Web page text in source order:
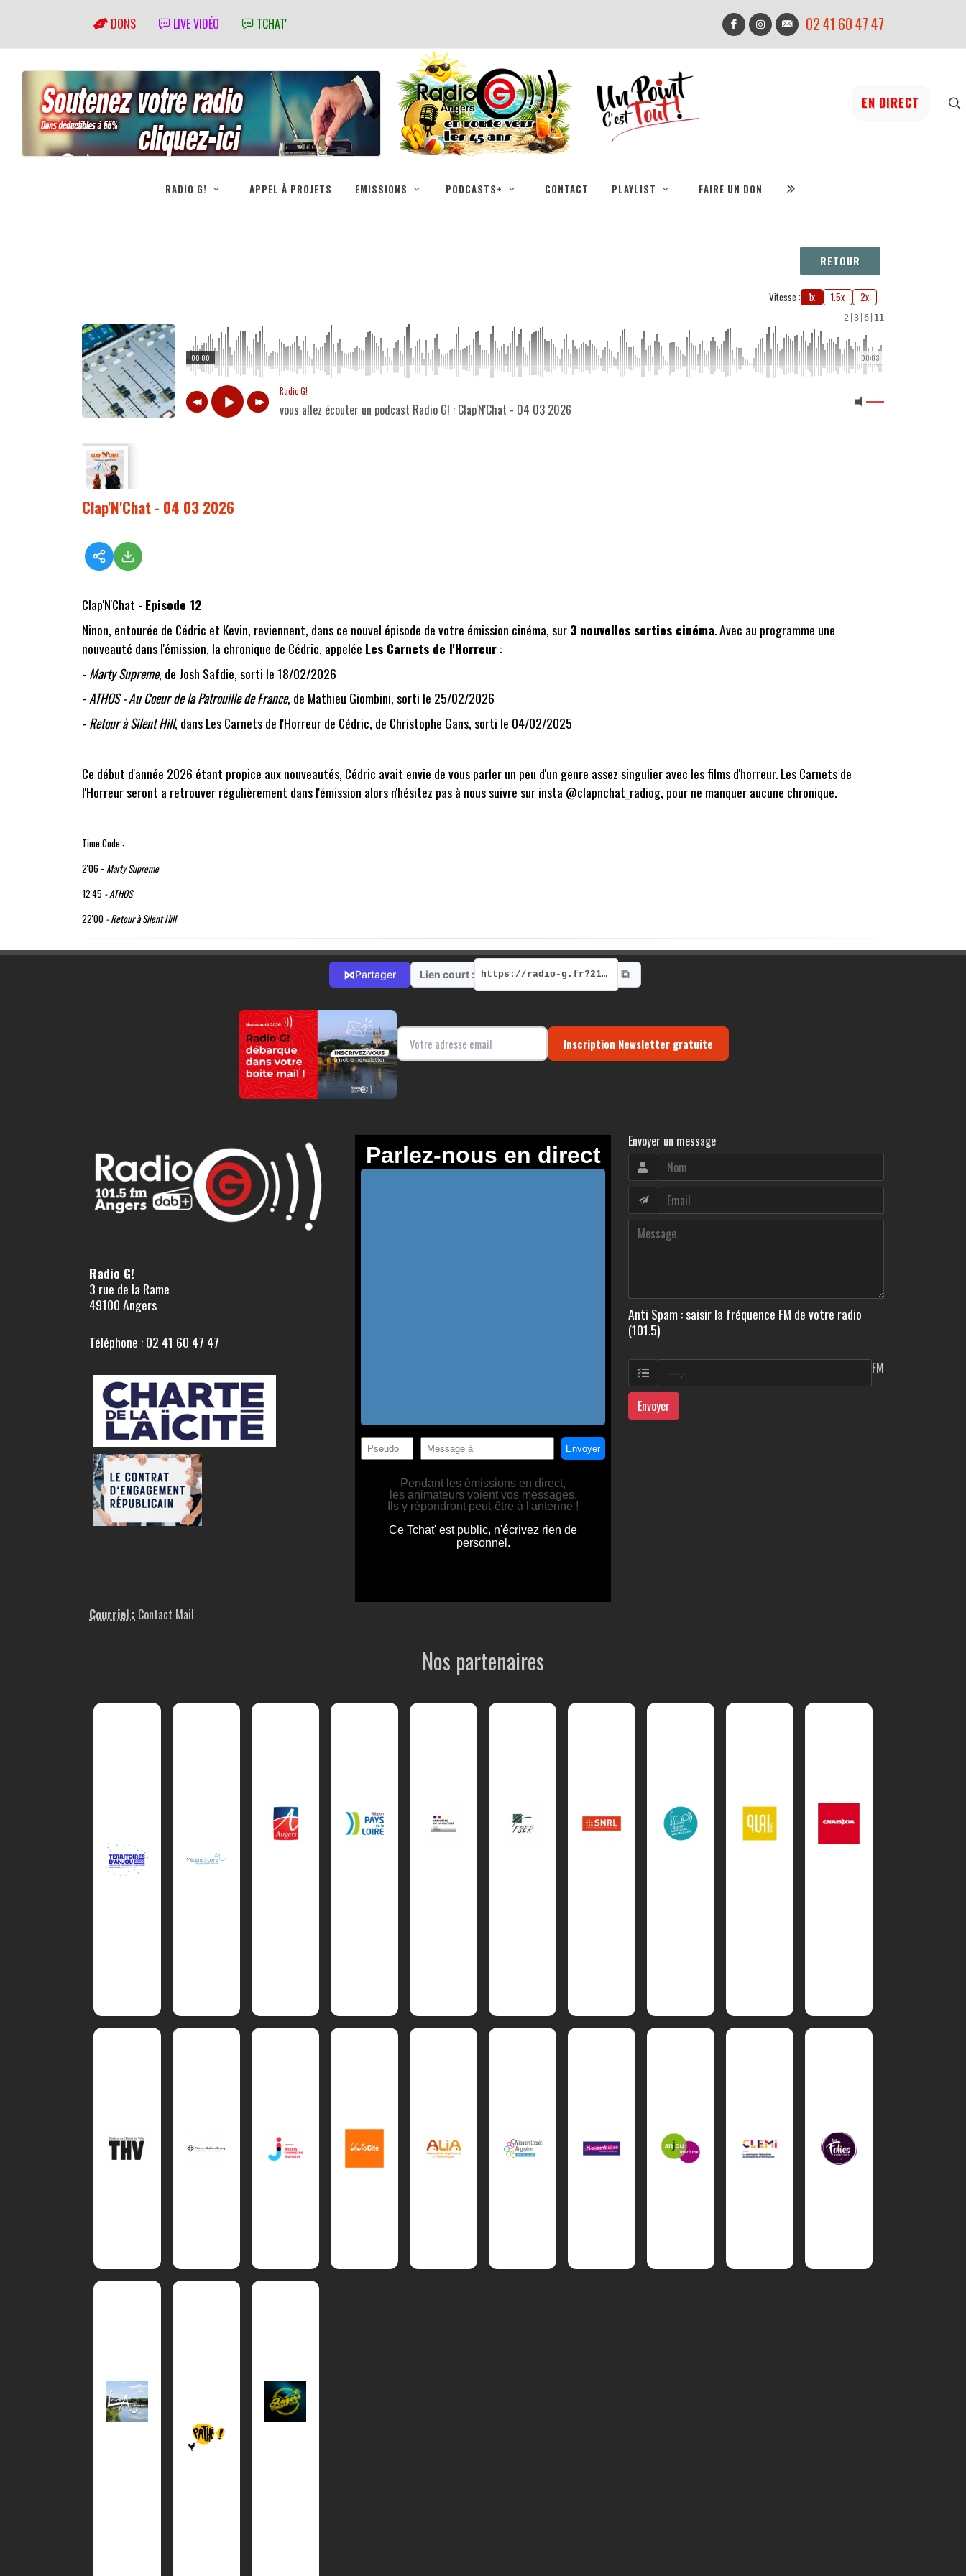
DONS LIVE VIDÉO TCHAT' 02 41 60 47 47
EN DIRECT
RADIO G! APPEL À PROJETS EMISSIONS PODCASTS+ CONTACT PLAYLIST FAIRE UN DON
RETOUR
Vitesse : 1x 1.5x 2x
2 3 6 11
00:03
00:00
Radio G!
vous allez écouter un podcast Radio G! : Clap'N'Chat - 04 03 2026
Clap'N'Chat - 04 03 2026
Clap'N'Chat - Episode 12
Ninon, entourée de Cédric et Kevin, reviennent, dans ce nouvel épisode de votre émission cinéma, sur3 nouvelles sorties cinéma. Avec au programme une
nouveauté dans l'émission, la chronique de Cédric, appelée Les Carnets de l'Horreur:
- Marty Supreme, de Josh Safdie, sorti le 18/02/2026
-ATHOS - Au Coeur de la Patrouille de France, de Mathieu Giombini, sorti le 25/02/2026
- Retour à Silent Hill, dans Les Carnets de l'Horreur de Cédric, de Christophe Gans, sorti le 04/02/2025
Ce début d'année 2026 étant propice aux nouveautés, Cédric avait envie de vous parler un peu d'un genre assez singulier avec les films d'horreur. Les Carnets de
l'Horreur seront a retrouver régulièrement dans l'émission alors n'hésitez pas à nous suivre sur insta @clapnchat_radiog, pour ne manquer aucune chronique.
Time Code :
2'06 - Marty Supreme
12'45 - ATHOS
22'00 - Retour à Silent Hill
⋈Partager Lien court : https://radio-g.fr?21055 ⧉
Inscription Newsletter gratuite
Radio G!
3 rue de la Rame
49100 Angers
Téléphone : 02 41 60 47 47
Courriel : Contact Mail
Envoyer un message
Anti Spam : saisir la fréquence FM de votre radio
(101.5)
FM
Envoyer
Nos partenaires